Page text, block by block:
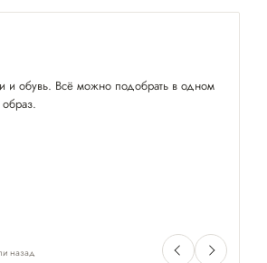
и обувь. Всё можно подобрать в одном
назад